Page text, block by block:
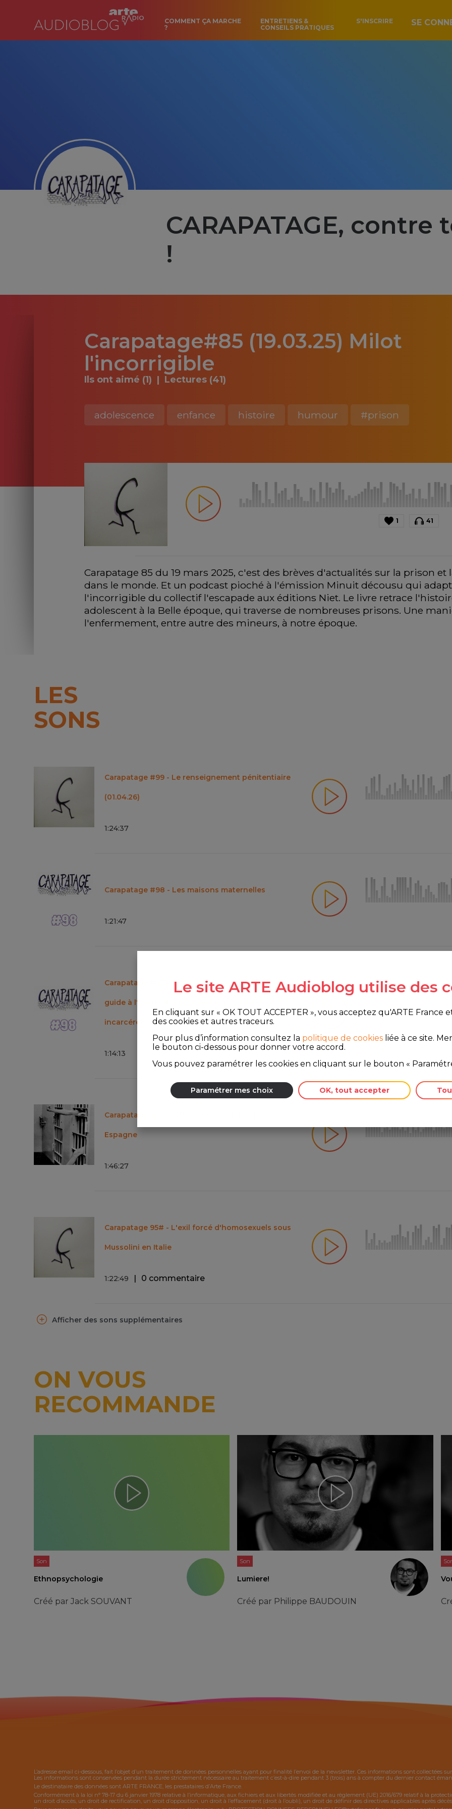
COMMENT ÇA MARCHE
?
ENTRETIENS &
CONSEILS PRATIQUES
S'INSCRIRE SE
CARAPATAGE, contre
!
Carapatage#85 (19.03.25) Milot
l'incorrigible
Ils ont aimé (1) Lectures (41)
adolescence enfance histoire humour #prison
1 41
Carapatage 85 du 19 mars 2025, c'est des brèves d'actualités sur la prison
dans le monde. Et un podcast pioché à l'émission Minuit décousu qui
l'incorrigible du collectif l'escapade aux éditions Niet. Le livre retrace
adolescent à la Belle époque, qui traverse de nombreuses prisons. Une
l'enfermement, entre autre des mineurs, à notre époque.
LES
SONS
Carapatage #99 - Le renseignement pénitentiaire
(01.04.26)
1:24:37
Carapatage #98 - Les maisons maternelles
1:21:47
Carapatage #97 - Sortie de l'édition 2026 du
guide à l'usage des proches de personnes
incarcérées
1:14:13
Carapatage 96# : Lutte contre les FIES en
Espagne
1:46:27
Carapatage 95# - L'exil forcé d'homosexuels sous
Mussolini en Italie
1:22:49 0 commentaire
Afficher des sons supplémentaires
ON VOUS
RECOMMANDE
Son
Ethnopsychologie
Créé parJack SOUVANT
Son
Lumiere!
Créé par Philippe BAUDOUIN
L’adresse email ci-dessous, fait l’objet d’un traitement de données personnelles ayant pour finalité l’envoi de la newsletter. Ces informations sont collectées
Les informations sont conservées pendant la durée strictement nécessaire au traitement c’est-à-dire pendant 3 (trois) ans à compter du dernier contact
Le destinataire des données sont ARTE FRANCE, les prestataires d’Arte France.
Conformément à la loi n° 78-17 du 6 janvier 1978 relative à l’informatique, aux fichiers et aux libertés modifiée et au règlement (UE) 2016/679 relatif à la
un droit d’accès, un droit de rectification, un droit d’opposition, un droit à l’effacement (droit à l’oubli), un droit de définir des directives applicables après
Le site ARTE Audioblog utilise des
En cliquant sur « OK TOUT ACCEPTER », vous acceptez qu'ARTE France
des cookies et autres traceurs.
Pour plus d’information consultez la politique de cookies liée à ce site.
le bouton ci-dessous pour donner votre accord.
Vous pouvez paramétrer les cookies en cliquant sur le bouton «
Paramétrer mes choix OK, tout accepter